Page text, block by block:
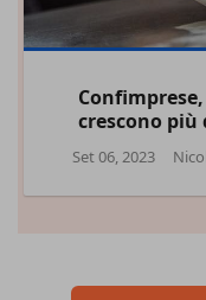
crescono
Set 06, 2023